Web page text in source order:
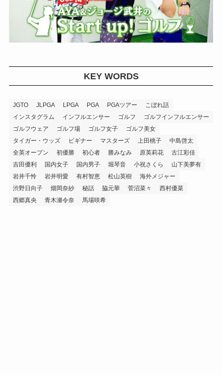
KEY WORDS
JGTO JLPGA LPGA PGA PGAツアー
こぼれ話
インスタグラム
インフルエンサー ゴルフ
ゴルフインフルエンサー
ゴルフウェア
ゴルフ場 ゴルフ女子
ゴルフ美女
タイガー・ウッズ
ビギナー マスターズ 上田桃子
中島啓太
全英オープン
初優勝 初心者 勝みなみ 原英莉花
古江彩佳
吉田優利
国内女子 国内男子 堀琴音 小祝さくら
山下美夢有
岩井千怜
岩井明愛 有村智恵 松山英樹
海外メジャー
渋野日向子
畑岡奈紗 秘話 脇元華 菅沼菜々
西村優菜
西郷真央
青木瀬令奈 馬場咲希